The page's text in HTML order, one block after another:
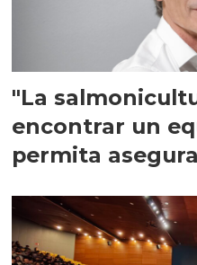
"La
encontrar un
permita